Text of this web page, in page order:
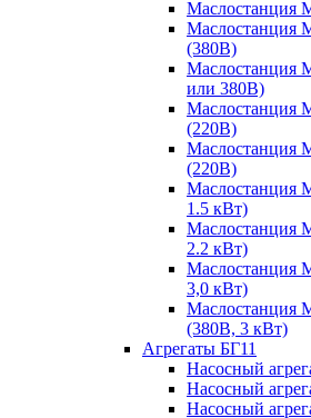
Маслостанция
Маслостанция
(380В)
Маслостанция
или 380В)
Маслостанция
(220В)
Маслостанция
(220В)
Маслостанция
1.5 кВт)
Маслостанция
2.2 кВт)
Маслостанция
3,0 кВт)
Маслостанция
(380В, 3 кВт)
Агрегаты БГ11
Насосный
Насосный
Насосный